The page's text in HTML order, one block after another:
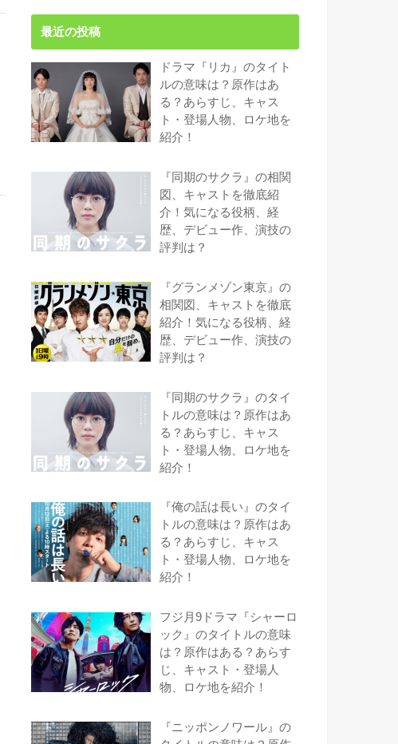
最近の投稿
ドラマ『リカ』のタイト
ルの意味は？原作はあ
る？あらすじ、キャス
ト・登場人物、ロケ地を
紹介！
『同期のサクラ』の相関
図、キャストを徹底紹
介！気になる役柄、経
歴、デビュー作、演技の
評判は？
『グランメゾン東京』の
相関図、キャストを徹底
紹介！気になる役柄、経
歴、デビュー作、演技の
評判は？
『同期のサクラ』のタイ
トルの意味は？原作はあ
る？あらすじ、キャス
ト・登場人物、ロケ地を
紹介！
『俺の話は長い』のタイ
トルの意味は？原作はあ
る？あらすじ、キャス
ト・登場人物、ロケ地を
紹介！
フジ月9ドラマ『シャーロ
ック』のタイトルの意味
は？原作はある？あらす
じ、キャスト・登場人
物、ロケ地を紹介！
『ニッポンノワール』の